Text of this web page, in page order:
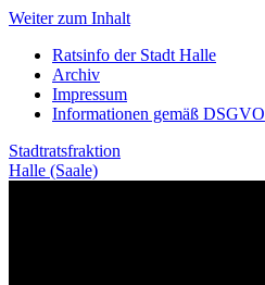
Weiter zum Inhalt
Ratsinfo der Stadt Halle
Archiv
Impressum
Informationen gemäß DSGVO
Stadtratsfraktion
Halle (Saale)